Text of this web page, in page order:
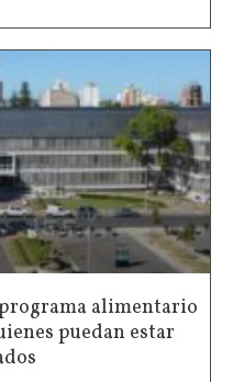
alimentario
puedan estar